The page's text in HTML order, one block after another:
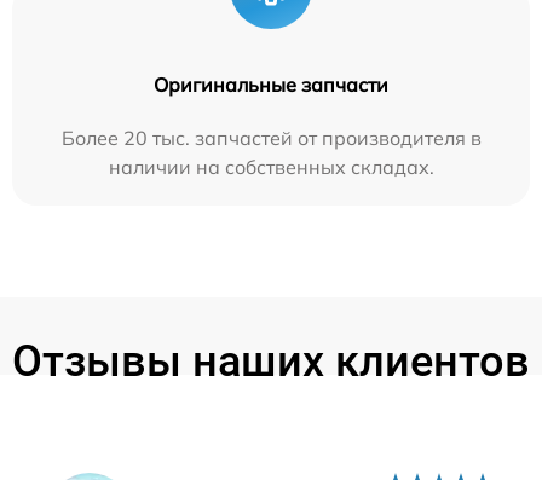
Оригинальные запчасти
Более 20 тыс. запчастей от производителя в
наличии на собственных складах.
Отзывы наших клиентов